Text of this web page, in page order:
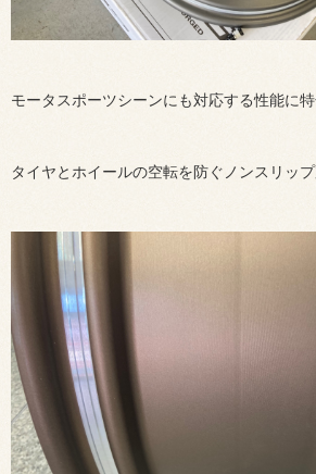
モータスポーツシーンにも対応する性能に特
タイヤとホイールの空転を防ぐノンスリップ